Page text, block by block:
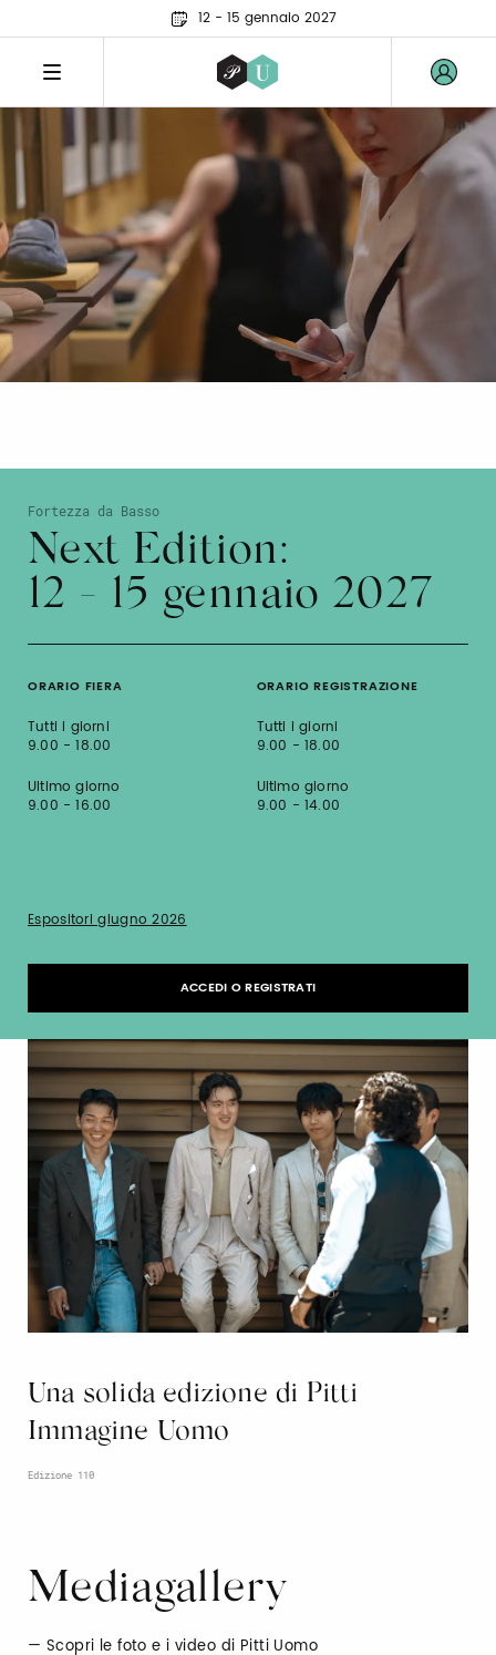
12 - 15 gennaio 2027
Fortezza da Basso
Next Edition:
12 - 15 gennaio 2027
ORARIO FIERA
Tutti i giorni
9.00 - 18.00
Ultimo giorno
9.00 - 16.00
ORARIO REGISTRAZIONE
Tutti i giorni
9.00 - 18.00
Ultimo giorno
9.00 - 14.00
Espositori giugno 2026
ACCEDI O REGISTRATI
Una solida edizione di Pitti
Immagine Uomo
Edizione 110
Mediagallery
Scopri le foto e i video di Pitti Uomo